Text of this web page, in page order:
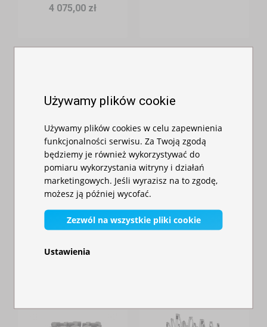
4 075,00 zł
Konstrukcja
aluminiowa o
W magazynie
Namiot
imprezowy 3x6m -
aluminiowy...
Używamy plików cookie
Używamy plików cookies w celu zapewnienia
funkcjonalności serwisu. Za Twoją zgodą
będziemy je również wykorzystywać do
pomiaru wykorzystania witryny i działań
marketingowych. Jeśli wyrazisz na to zgodę,
możesz ją później wycofać.
Zezwól na wszystkie pliki cookie
Ustawienia